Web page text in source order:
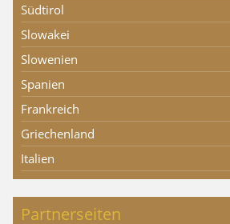
Südtirol
Slowakei
Slowenien
Spanien
Frankreich
Griechenland
Italien
Partnerseiten